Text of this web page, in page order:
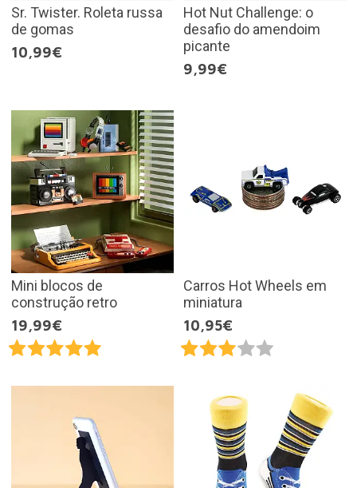
Sr. Twister. Roleta russa
de gomas
10,99€
Hot Nut Challenge: o
desafio do amendoim
picante
9,99€
Mini blocos de
construção retro
19,99€
Carros Hot Wheels em
miniatura
10,95€